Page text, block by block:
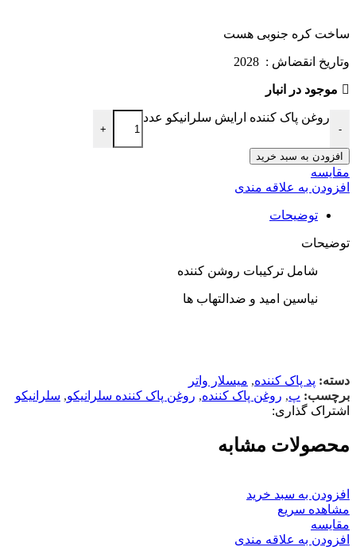
ساخت کره جنوبی هست
وتاریخ انقضاش : 2028
موجود در انبار
-
روغن پاک کننده ارایش سلرانیکو عدد
+
افزودن به سبد خرید
مقایسه
افزودن به علاقه مندی
توضیحات
توضیحات
شامل ترکیبات روشن کننده
نیاسین امید و ضدالتهاب ها
دسته: پد پاک کننده, میسلار واتر
برچسب: پ, روغن پاک کننده, روغن پاک کننده سلرانیکو, سلرانیکو
اشتراک گذاری:
محصولات مشابه
افزودن به سبد خرید
مشاهده سریع
مقایسه
افزودن به علاقه مندی